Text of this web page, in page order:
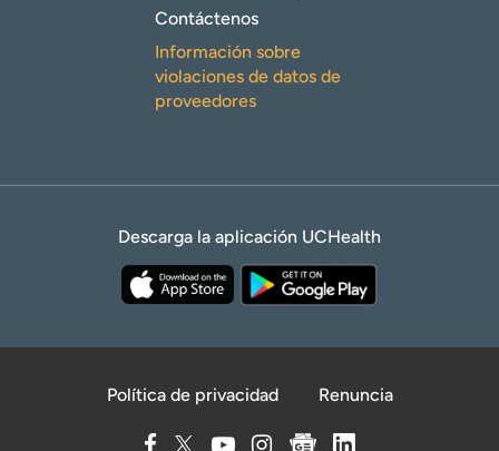
Contáctenos
Información sobre
violaciones de datos de
proveedores
Descarga la aplicación UCHealth
Política de privacidad Renuncia